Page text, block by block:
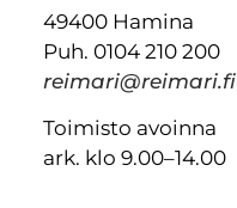
49400 Hamina
Puh. 0104 210 200
reimari@reimari.fi
Toimisto avoinna
ark. klo 9.00–14.00